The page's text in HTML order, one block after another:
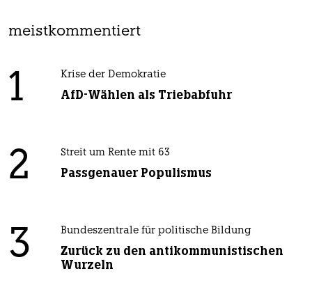
meistkommentiert
1 Krise der Demokratie
AfD-Wählen als Triebabfuhr
2 Streit um Rente mit 63
Passgenauer Populismus
3 Bundeszentrale für politische Bildung
Zurück zu den antikommunistischen
Wurzeln